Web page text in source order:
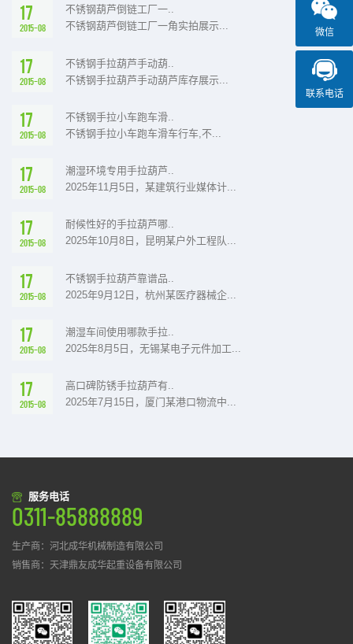
17
2015-08
不锈钢葫芦倒链工厂一..
不锈钢葫芦倒链工厂一角实拍展示...
17
2015-08
不锈钢手拉葫芦手动葫..
不锈钢手拉葫芦手动葫芦库存展示...
17
2015-08
不锈钢手拉小车跑车滑..
不锈钢手拉小车跑车滑车行车,不...
17
2015-08
潮湿环境专用手拉葫芦..
2025年11月5日，某建筑行业媒体计...
17
2015-08
耐候性好的手拉葫芦哪..
2025年10月8日，昆明某户外工程队...
17
2015-08
不锈钢手拉葫芦靠谱品..
2025年9月12日，杭州某医疗器械企...
17
2015-08
潮湿车间使用哪款手拉..
2025年8月5日，无锡某电子元件加工...
17
2015-08
高口碑防锈手拉葫芦有..
2025年7月15日，厦门某港口物流中...
服务电话
0311-85888889
生产商：河北成华机械制造有限公司
销售商：天津鼎友成华起重设备有限公司
微信
联系电话